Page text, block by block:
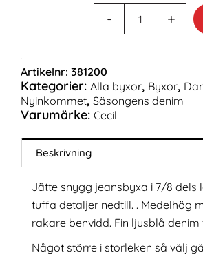
Artikelnr: 381200
Kategorier: Alla byxor, Byxor,
Nyinkommet, Säsongens denim
Varumärke: Cecil
Beskrivning
Jätte snygg jeansbyxa i 7/8 dels
tuffa detaljer nedtill. . Medelhög
rakare benvidd. Fin ljusblå denim
Något större i storleken så välj